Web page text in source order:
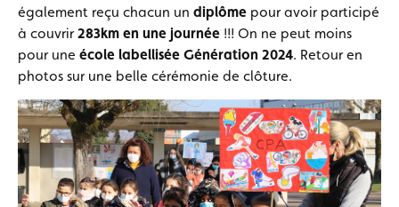
également reçu chacun un diplôme pour avoir participé
à couvrir283km en une journée !!! On ne peut moins
pour une école labellisée Génération 2024. Retour en
photos sur une belle cérémonie de clôture.